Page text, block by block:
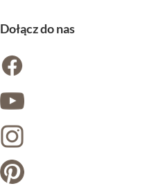
Dołącz do nas